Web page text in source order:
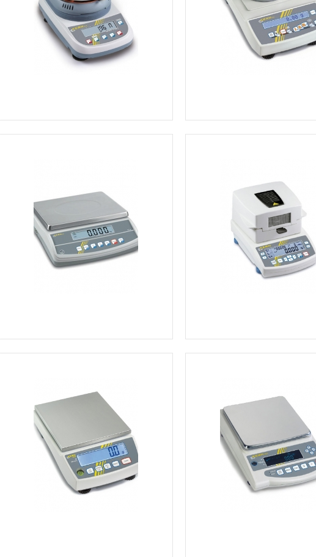
Ver más información Ver más información
Ver más información Ver más información